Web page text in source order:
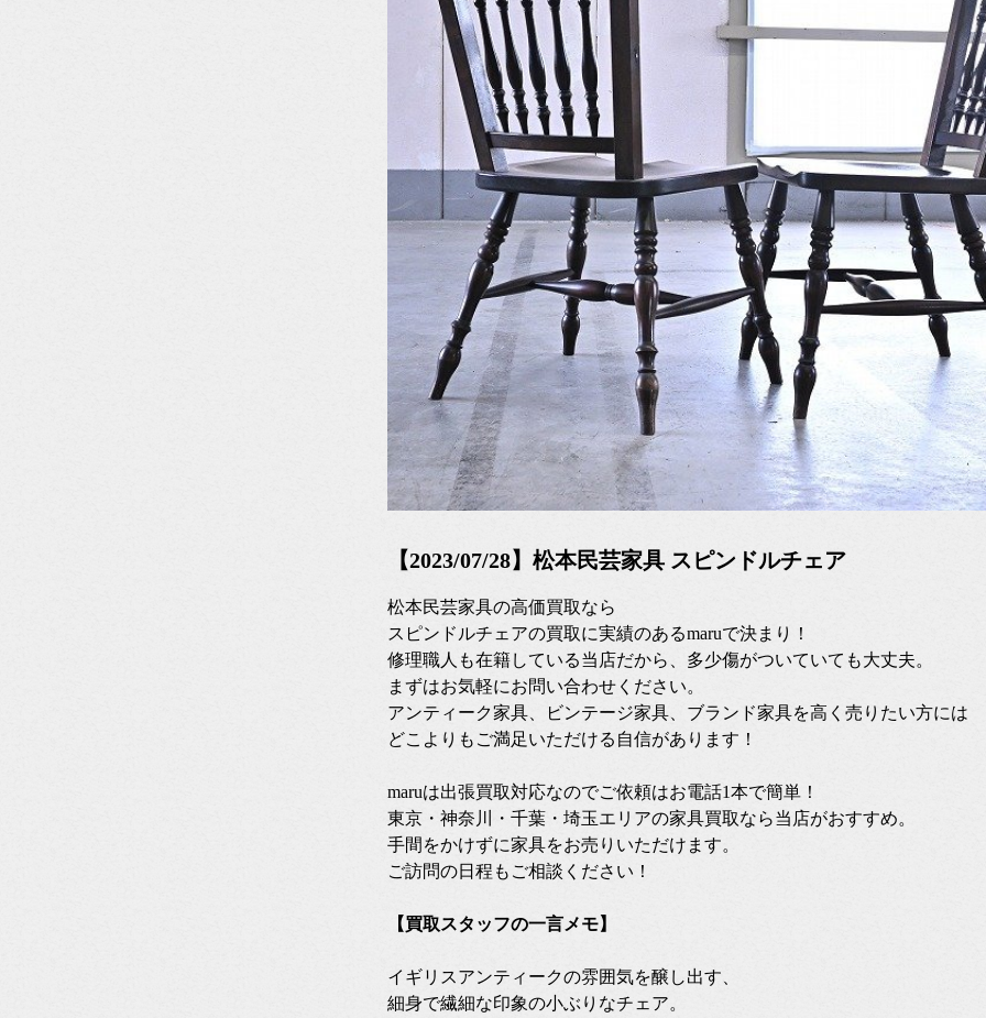
【2023/07/28】松本民芸家具 スピンドルチェア
松本民芸家具の高価買取なら
スピンドルチェアの買取に実績のあるmaruで決まり！
修理職人も在籍している当店だから、多少傷がついていても大丈夫。
まずはお気軽にお問い合わせください。
アンティーク家具、ビンテージ家具、ブランド家具を高く売りたい方には
どこよりもご満足いただける自信があります！
maruは出張買取対応なのでご依頼はお電話1本で簡単！
東京・神奈川・千葉・埼玉エリアの家具買取なら当店がおすすめ。
手間をかけずに家具をお売りいただけます。
ご訪問の日程もご相談ください！
【買取スタッフの一言メモ】
イギリスアンティークの雰囲気を醸し出す、
細身で繊細な印象の小ぶりなチェア。